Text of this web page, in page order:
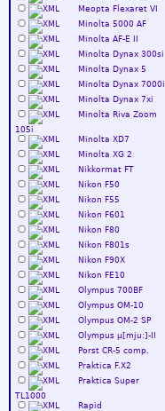
Meopta Flexaret VI
Minolta 5000 AF
Minolta AF-E II
Minolta Dynax 300si
Minolta Dynax 5
Minolta Dynax 7000i
Minolta Dynax 7xi
Minolta Riva Zoom
105i
Minolta XD7
Minolta XG 2
Nikkormat FT
Nikon F50
Nikon F55
Nikon F601
Nikon F80
Nikon F801s
Nikon F90X
Nikon FE10
Olympus 700BF
Olympus OM-10
Olympus OM-2 SP
Olympus µ[mju:]-II
Porst CR-5 comp.
Praktica F.X2
Praktica Super
TL1000
Rapid